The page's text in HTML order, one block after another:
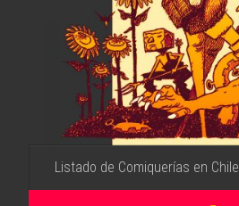
Listado de Comiquerías en Chile